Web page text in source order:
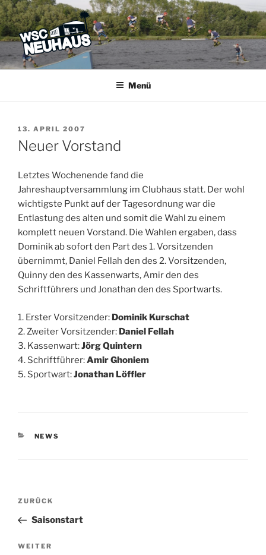
Zum
Inhalt
springen
WSC NEUHAUS
Der Verein mit dem Haus am See
Menü
VERÖFFENTLICHT
AM
13. APRIL 2007
Neuer Vorstand
Letztes Wochenende fand die
Jahreshauptversammlung im Clubhaus statt. Der wohl
wichtigste Punkt auf der Tagesordnung war die
Entlastung des alten und somit die Wahl zu einem
komplett neuen Vorstand. Die Wahlen ergaben, dass
Dominik ab sofort den Part des 1. Vorsitzenden
übernimmt, Daniel Fellah den des 2. Vorsitzenden,
Quinny den des Kassenwarts, Amir den des
Schriftführers und Jonathan den des Sportwarts.
1. Erster Vorsitzender: Dominik Kurschat
2. Zweiter Vorsitzender: Daniel Fellah
3. Kassenwart:Jörg Quintern
4. Schriftführer:Amir Ghoniem
5. Sportwart:Jonathan Löffler
KATEGORIEN
NEWS
Beitragsnavigation
Vorheriger
Beitrag
ZURÜCK
Saisonstart
Nächster
WEITER